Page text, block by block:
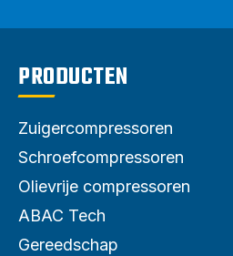
PRODUCTEN
Zuigercompressoren
Schroefcompressoren
Olievrije compressoren
ABAC Tech
Gereedschap